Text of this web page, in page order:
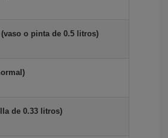
o pinta de 0.5 litros)
de 0.33 litros)